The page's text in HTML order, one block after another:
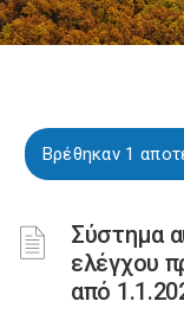
Βρέθηκαν 1
Σύστημα
ελέγχου
από